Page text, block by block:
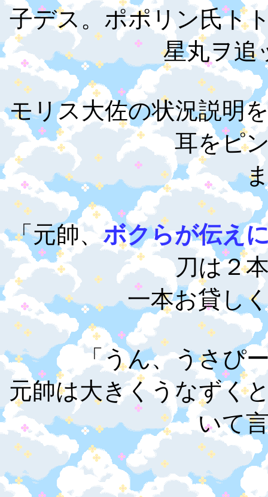
子デス。ポポリン氏ト
星丸ヲ追
モリス大佐の状況説明
耳をピ
「元帥、ボクらが伝え
刀は２
一本お貸し
「うん、うさぴ
元帥は大きくうなずく
いて